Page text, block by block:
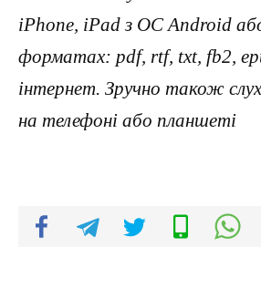
iPhone, iPad з ОС Android
форматах: pdf, rtf, txt, fb2,
інтернет. Зручно також
на телефоні або планшеті